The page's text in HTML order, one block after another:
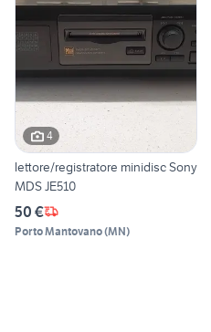
4
lettore/registratore minidisc Sony
MDS JE510
50 €
Porto Mantovano(MN)